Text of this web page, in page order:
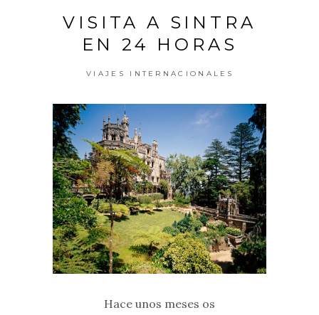
VISITA A SINTRA
EN 24 HORAS
VIAJES INTERNACIONALES
Hace unos meses os